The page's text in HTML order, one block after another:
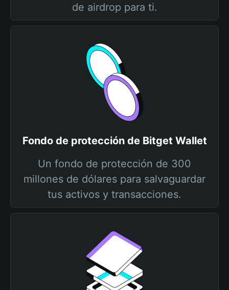
de airdrop para ti.
Fondo de protección de Bitget Wallet
Un fondo de protección de 300
millones de dólares para salvaguardar
tus activos y transacciones.